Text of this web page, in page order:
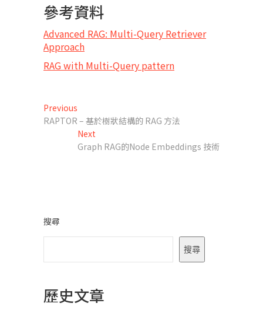
參考資料
Advanced RAG: Multi-Query Retriever
Approach
RAG with Multi-Query pattern
文
章
Previous
post:
RAPTOR – 基於樹狀結構的 RAG 方法
Next
post:
Graph RAG的Node Embeddings 技術
搜尋
搜尋
歷史文章